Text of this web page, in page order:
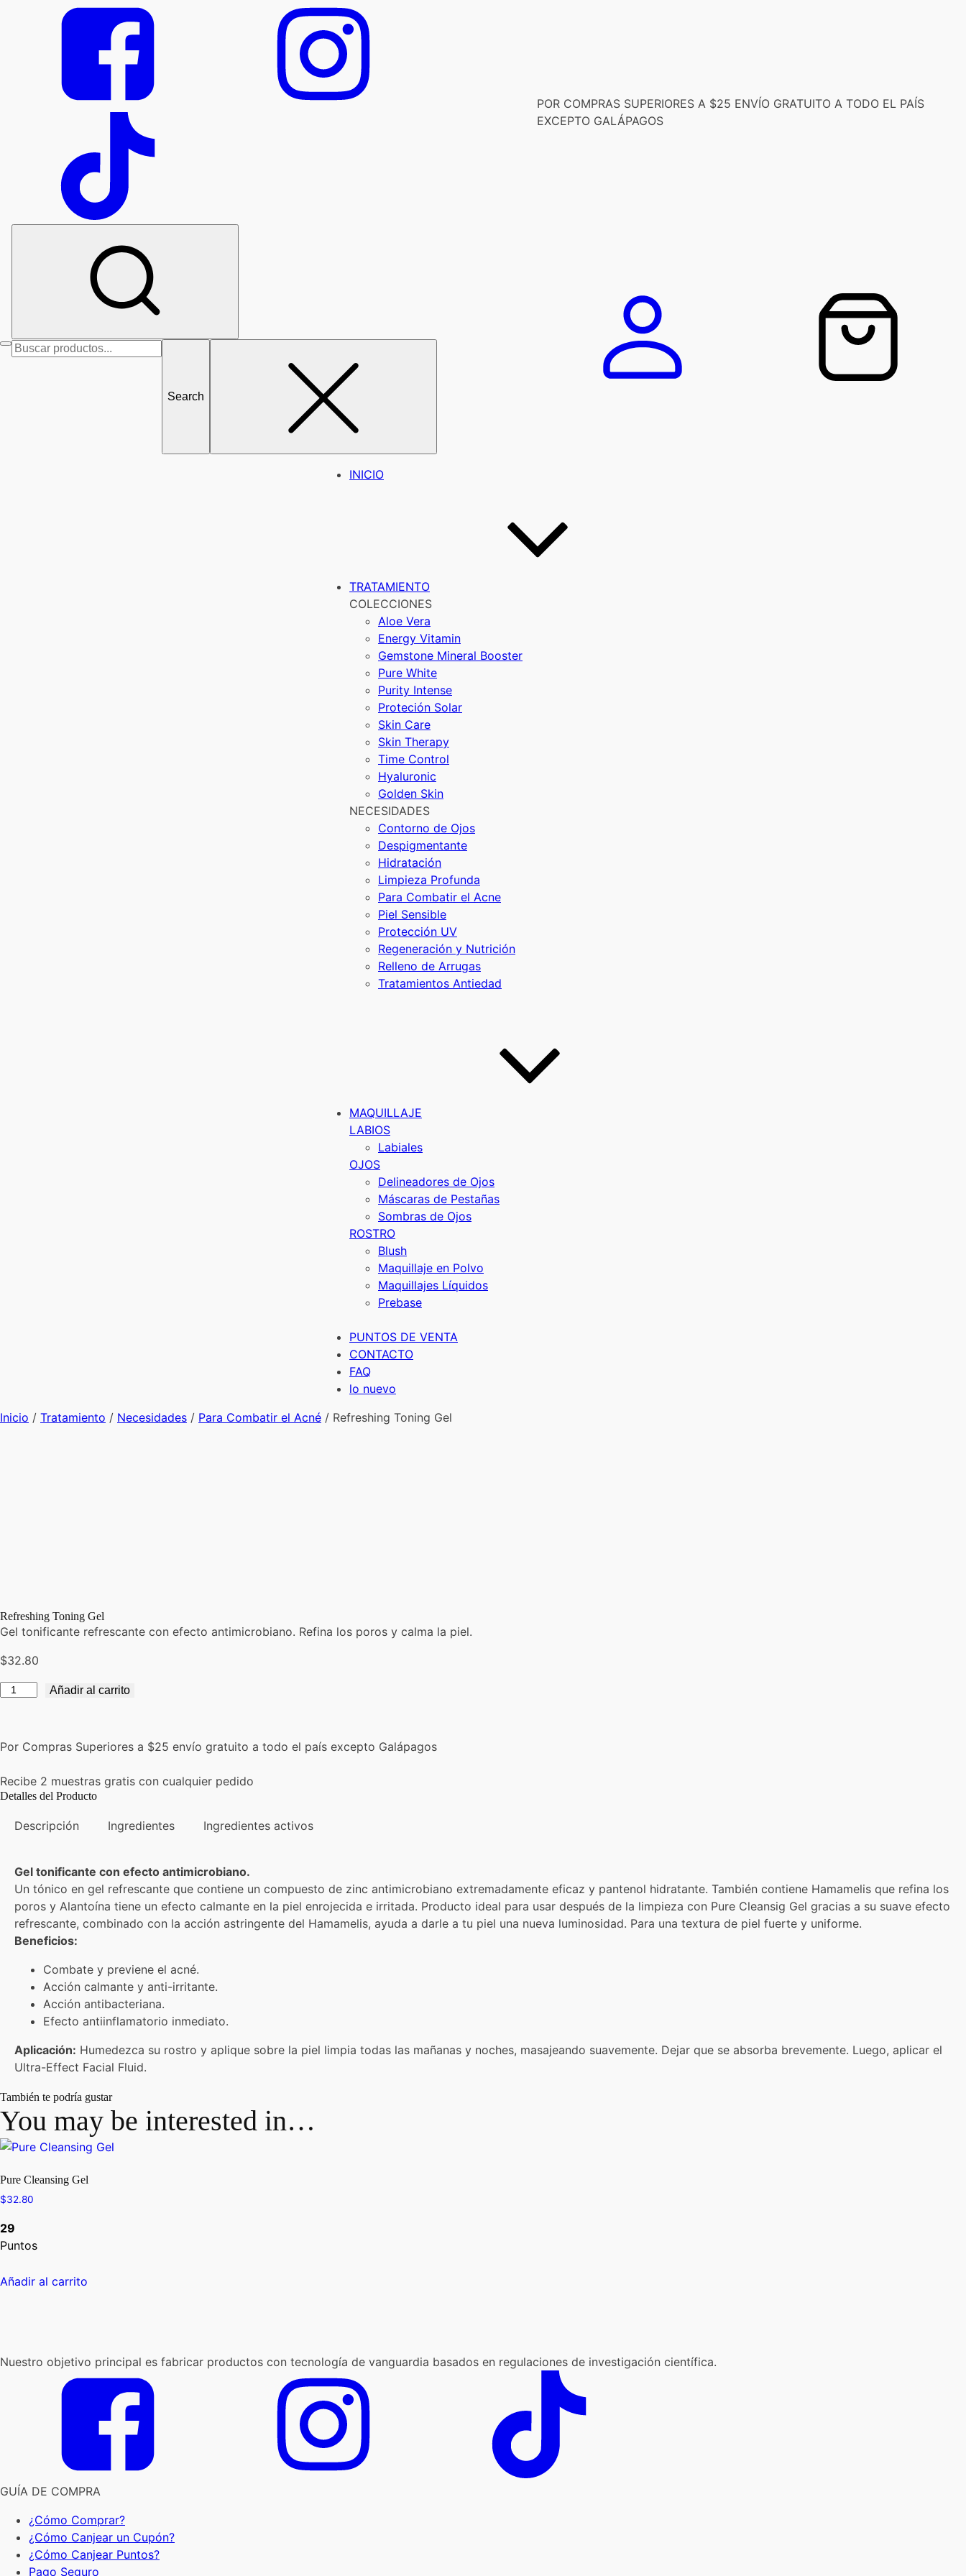
POR COMPRAS SUPERIORES A $25 ENVÍO GRATUITO A TODO EL PAÍS
EXCEPTO GALÁPAGOS
Search
INICIO
TRATAMIENTO
COLECCIONES
Aloe Vera
Energy Vitamin
Gemstone Mineral Booster
Pure White
Purity Intense
Proteción Solar
Skin Care
Skin Therapy
Time Control
Hyaluronic
Golden Skin
NECESIDADES
Contorno de Ojos
Despigmentante
Hidratación
Limpieza Profunda
Para Combatir el Acne
Piel Sensible
Protección UV
Regeneración y Nutrición
Relleno de Arrugas
Tratamientos Antiedad
MAQUILLAJE
LABIOS
Labiales
OJOS
Delineadores de Ojos
Máscaras de Pestañas
Sombras de Ojos
ROSTRO
Blush
Maquillaje en Polvo
Maquillajes Líquidos
Prebase
PUNTOS DE VENTA
CONTACTO
FAQ
lo nuevo
Inicio / Tratamiento / Necesidades / Para Combatir el Acné / Refreshing Toning Gel
Refreshing Toning Gel
Gel tonificante refrescante con efecto antimicrobiano. Refina los poros y calma la piel.
$32.80
Refreshing
cantidad
Añadir al carrito
Por Compras Superiores a $25 envío gratuito a todo el país excepto Galápagos
Recibe 2 muestras gratis con cualquier pedido
Detalles del Producto
Descripción Ingredientes Ingredientes activos
Gel tonificante con efecto antimicrobiano.
Un tónico en gel refrescante que contiene un compuesto de zinc antimicrobiano extremadamente eficaz y pantenol hidratante. También contiene Hamamelis que refina los
poros y Alantoína tiene un efecto calmante en la piel enrojecida e irritada. Producto ideal para usar después de la limpieza con Pure Cleansig Gel gracias a su suave efecto
refrescante, combinado con la acción astringente del Hamamelis, ayuda a darle a tu piel una nueva luminosidad. Para una textura de piel fuerte y uniforme.
Beneficios:
Combate y previene el acné.
Acción calmante y anti-irritante.
Acción antibacteriana.
Efecto antiinflamatorio inmediato.
Aplicación: Humedezca su rostro y aplique sobre la piel limpia todas las mañanas y noches, masajeando suavemente. Dejar que se absorba brevemente. Luego, aplicar el
Ultra-Effect Facial Fluid.
También te podría gustar
You may be interested in…
Pure Cleansing Gel
$32.80
29
Puntos
Añadir al carrito
Nuestro objetivo principal es fabricar productos con tecnología de vanguardia basados en regulaciones de investigación científica.
GUÍA DE COMPRA
¿Cómo Comprar?
¿Cómo Canjear un Cupón?
¿Cómo Canjear Puntos?
Pago Seguro